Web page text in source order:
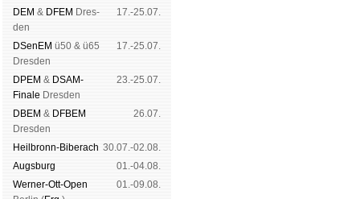
DEM & DFEM Dres­
den
17.-25.07.
DSenEM ü50 & ü65
Dres­den
17.-25.07.
DPEM & DSAM-
Finale Dres­den
23.-25.07.
DBEM & DFBEM
Dres­den
26.07.
Heil­bronn-Bi­ber­ach 30.07.-02.08.
Augs­burg
01.-04.08.
Werner-Ott-Open
01.-09.08.